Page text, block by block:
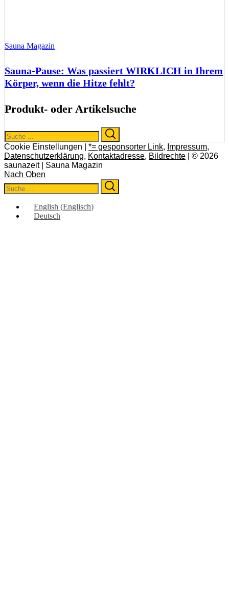
Sauna Magazin
Sauna-Pause: Was passiert WIRKLICH in Ihrem
Körper, wenn die Hitze fehlt?
Produkt- oder Artikelsuche
Search
for:
Cookie Einstellungen | *= gesponsorter Link, Impressum,
Datenschutzerklärung, Kontaktadresse, Bildrechte | © 2026
saunazeit | Sauna Magazin
Nach Oben
Search
for:
English (Englisch)
Deutsch